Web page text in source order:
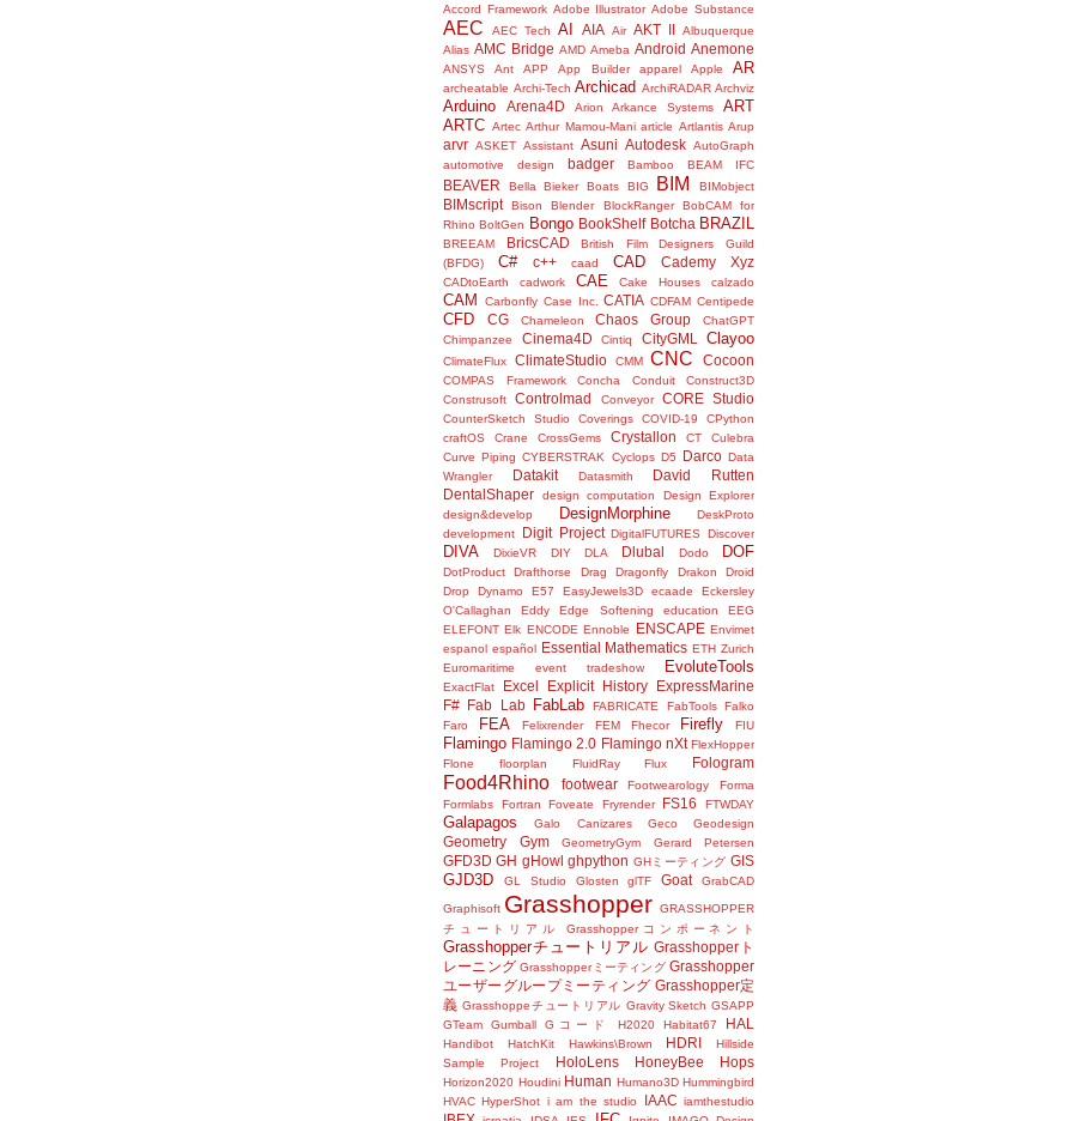
Accord Framework Adobe Illustrator Adobe Substance
AEC AEC Tech AI AIA Air AKT II Albuquerque
Alias AMC Bridge AMD Ameba Android Anemone
ANSYS Ant APP App Builder apparel Apple AR
archeatable Archi-Tech Archicad ArchiRADAR Archviz
Arduino Arena4D Arion Arkance Systems
ART
ARTC Artec Arthur Mamou-Mani article Artlantis Arup
arvr ASKET Assistant Asuni Autodesk AutoGraph
automotive design
badger Bamboo BEAM IFC
BEAVER Bella Bieker Boats BIG BIM BIMobject
BIMscript Bison Blender BlockRanger
BobCAM for
Rhino BoltGen Bongo BookShelf Botcha BRAZIL
BREEAM BricsCAD
British Film Designers Guild
(BFDG)
C# c++ caad CAD Cademy Xyz
CADtoEarth cadwork CAE Cake Houses calzado
CAM Carbonfly Case Inc. CATIA CDFAM Centipede
CFD CG Chameleon Chaos Group
ChatGPT
Chimpanzee
Cinema4D Cintiq CityGML Clayoo
ClimateFlux ClimateStudio CMM CNC Cocoon
COMPAS Framework Concha Conduit
Construct3D
Construsoft
Controlmad Conveyor CORE Studio
CounterSketch Studio Coverings COVID-19
CPython
craftOS
Crane CrossGems Crystallon CT
Culebra
Curve Piping CYBERSTRAK Cyclops D5 Darco Data
Wrangler
Datakit Datasmith
David Rutten
DentalShaper
design computation
Design Explorer
design&develop
DesignMorphine
DeskProto
development
Digit Project DigitalFUTURES Discover
DIVA DixieVR DIY DLA Dlubal Dodo DOF
DotProduct Drafthorse Drag Dragonfly Drakon
Droid
Drop
Dynamo E57 EasyJewels3D ecaade
Eckersley
O'Callaghan
Eddy Edge Softening education
EEG
ELEFONT Elk ENCODE Ennoble ENSCAPE Envimet
espanol español Essential Mathematics ETH Zurich
Euromaritime
event tradeshow EvoluteTools
ExactFlat Excel Explicit History
ExpressMarine
F# Fab Lab FabLab FABRICATE FabTools Falko
Faro
FEA Felixrender FEM Fhecor Firefly FIU
Flamingo Flamingo 2.0 Flamingo nXt FlexHopper
Flone
floorplan FluidRay Flux Fologram
Food4Rhino footwear Footwearology
Forma
Formlabs
Fortran Foveate Fryrender FS16 FTWDAY
Galapagos Galo Canizares Geco Geodesign
Geometry Gym GeometryGym Gerard Petersen
GFD3D GH gHowl ghpython GHミーティング GIS
GJD3D GL Studio Glosten glTF Goat GrabCAD
Graphisoft Grasshopper GRASSHOPPER
チュートリアル
Grasshopperコンポーネント
Grasshopperチュートリアル Grasshopperト
レーニング Grasshopperミーティング Grasshopper
ユーザーグループミーティング Grasshopper定
義 Grasshoppeチュートリアル Gravity Sketch GSAPP
GTeam
Gumball Gコード H2020 Habitat67 HAL
Handibot HatchKit Hawkins\Brown HDRI
Hillside
Sample Project
HoloLens HoneyBee Hops
Horizon2020 Houdini Human Humano3D Hummingbird
HVAC HyperShot i am the studio IAAC iamthestudio